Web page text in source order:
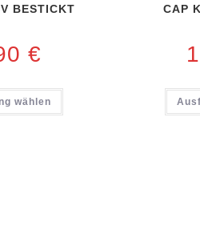
BESTICKT
€
wählen
CAP